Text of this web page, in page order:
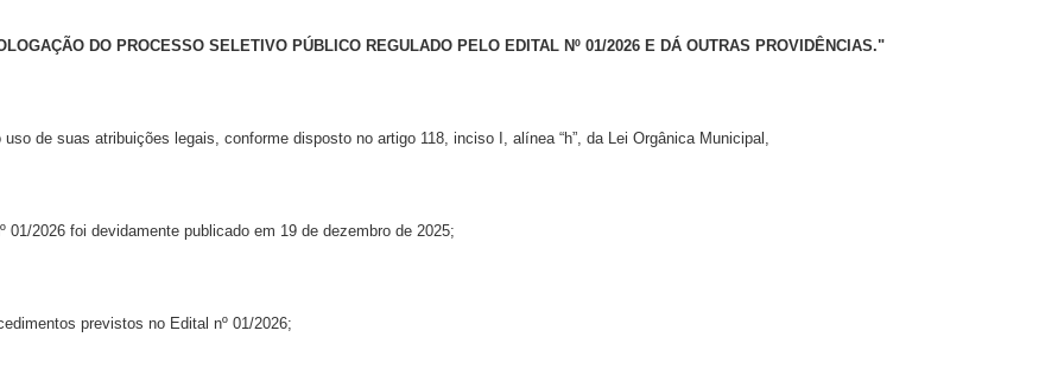
DO PROCESSO SELETIVO PÚBLICO REGULADO PELO EDITAL Nº 01/2026 E DÁ OUTRAS PROVIDÊNCIAS."
de suas atribuições legais, conforme disposto no artigo 118, inciso I, alínea “h”, da Lei Orgânica Municipal,
2026 foi devidamente publicado em 19 de dezembro de 2025;
previstos no Edital nº 01/2026;